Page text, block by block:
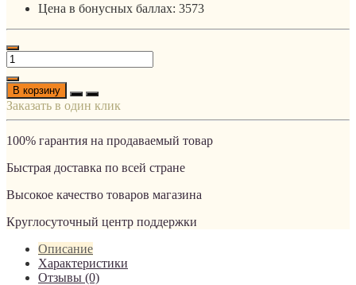
Цена в бонусных баллах: 3573
В корзину
Заказать в один клик
100% гарантия на продаваемый товар
Быстрая доставка по всей стране
Высокое качество товаров магазина
Круглосуточный центр поддержки
Описание
Характеристики
Отзывы (0)